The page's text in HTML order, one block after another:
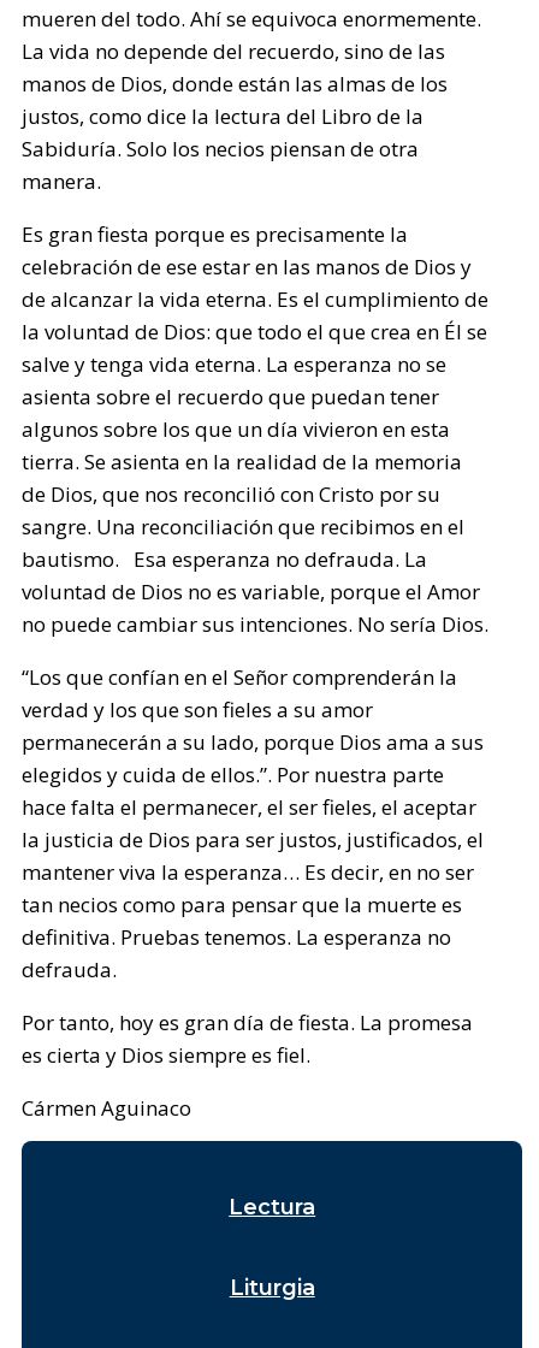
mueren del todo. Ahí se equivoca enormemente.
La vida no depende del recuerdo, sino de las
manos de Dios, donde están las almas de los
justos, como dice la lectura del Libro de la
Sabiduría. Solo los necios piensan de otra
manera.
Es gran fiesta porque es precisamente la
celebración de ese estar en las manos de Dios y
de alcanzar la vida eterna. Es el cumplimiento de
la voluntad de Dios: que todo el que crea en Él se
salve y tenga vida eterna. La esperanza no se
asienta sobre el recuerdo que puedan tener
algunos sobre los que un día vivieron en esta
tierra. Se asienta en la realidad de la memoria
de Dios, que nos reconcilió con Cristo por su
sangre. Una reconciliación que recibimos en el
bautismo. Esa esperanza no defrauda. La
voluntad de Dios no es variable, porque el Amor
no puede cambiar sus intenciones. No sería Dios.
“Los que confían en el Señor comprenderán la
verdad y los que son fieles a su amor
permanecerán a su lado, porque Dios ama a sus
elegidos y cuida de ellos.”. Por nuestra parte
hace falta el permanecer, el ser fieles, el aceptar
la justicia de Dios para ser justos, justificados, el
mantener viva la esperanza… Es decir, en no ser
tan necios como para pensar que la muerte es
definitiva. Pruebas tenemos. La esperanza no
defrauda.
Por tanto, hoy es gran día de fiesta. La promesa
es cierta y Dios siempre es fiel.
Cármen Aguinaco
Lectura
Liturgia